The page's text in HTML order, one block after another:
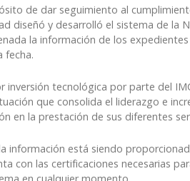
de dar seguimiento al
diseñó y desarrolló el sistema de la
la información de los
fecha.
inversión tecnológica por parte del
que consolida el liderazgo e
en la prestación de sus diferentes
información está siendo
con las certificaciones necesarias